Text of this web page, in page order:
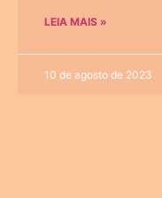
LEIA MAIS »
10 de agosto de 2023